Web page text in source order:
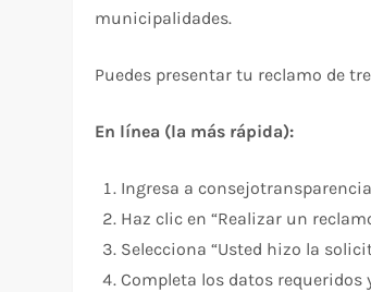
municipalidades.
Puedes presentar tu reclamo de
En línea (la más rápida):
Ingresa a
Haz clic en “Realizar un
Selecciona “Usted hizo la
Completa los datos